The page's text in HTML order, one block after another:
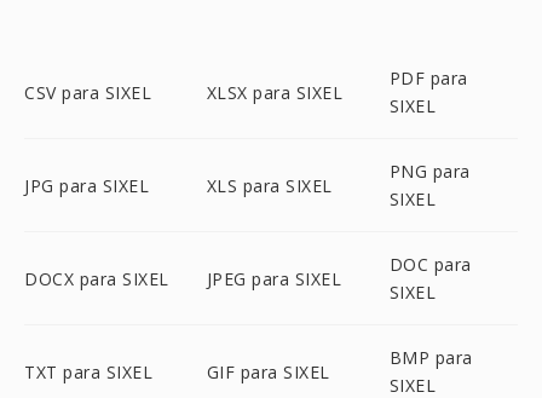
CSV para SIXEL XLSX para SIXEL
PDF para
SIXEL
JPG para SIXEL XLS para SIXEL
PNG para
SIXEL
DOCX para SIXEL JPEG para SIXEL
DOC para
SIXEL
TXT para SIXEL GIF para SIXEL
BMP para
SIXEL